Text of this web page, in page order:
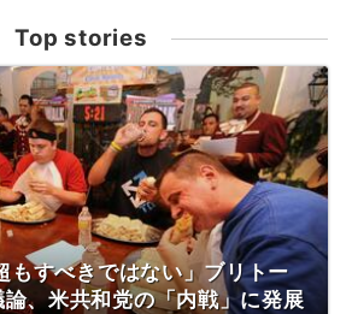
Top stories
すべきではない」ブリトー
、米共和党の「内戦」に発展